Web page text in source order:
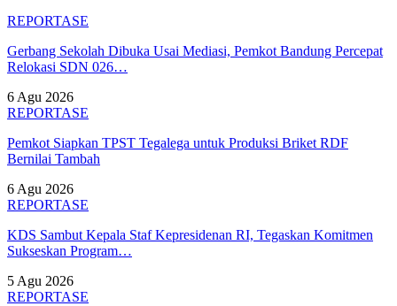
REPORTASE
Gerbang Sekolah Dibuka Usai Mediasi, Pemkot Bandung Percepat
Relokasi SDN 026…
6 Agu 2026
REPORTASE
Pemkot Siapkan TPST Tegalega untuk Produksi Briket RDF
Bernilai Tambah
6 Agu 2026
REPORTASE
KDS Sambut Kepala Staf Kepresidenan RI, Tegaskan Komitmen
Sukseskan Program…
5 Agu 2026
REPORTASE